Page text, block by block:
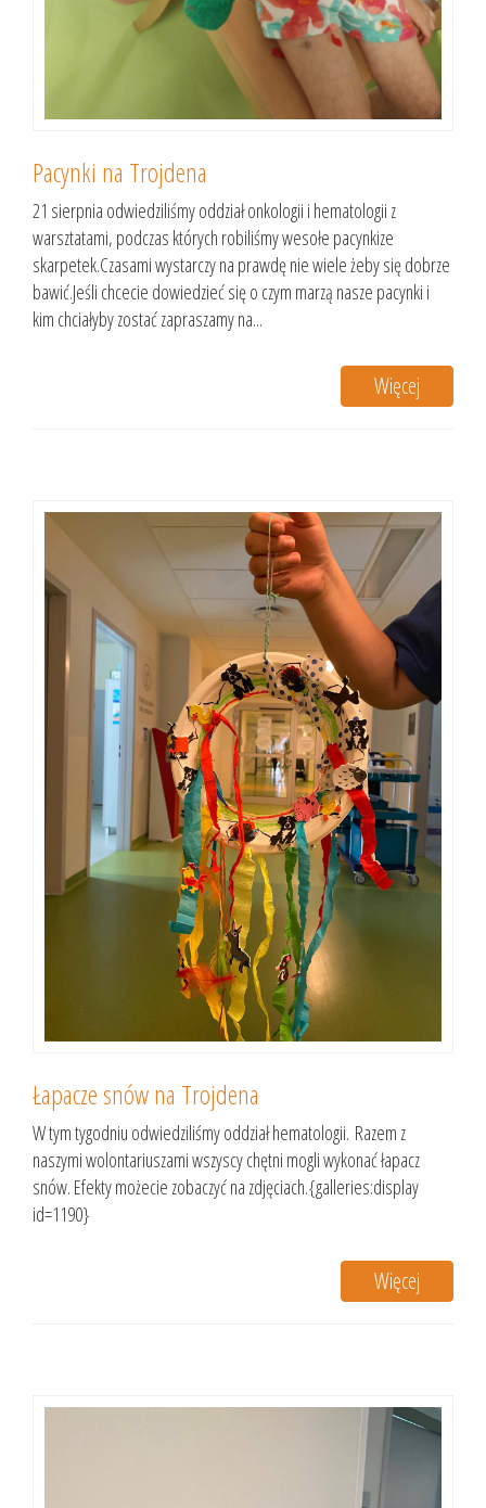
Pacynki na Trojdena
21 sierpnia odwiedziliśmy oddział onkologii i hematologii z
warsztatami, podczas których robiliśmy wesołe pacynkize
skarpetek.Czasami wystarczy na prawdę nie wiele żeby się dobrze
bawić.Jeśli chcecie dowiedzieć się o czym marzą nasze pacynki i
kim chciałyby zostać zapraszamy na...
Więcej
Łapacze snów na Trojdena
W tym tygodniu odwiedziliśmy oddział hematologii. Razem z
naszymi wolontariuszami wszyscy chętni mogli wykonać łapacz
snów. Efekty możecie zobaczyć na zdjęciach.{galleries:display
id=1190}
Więcej